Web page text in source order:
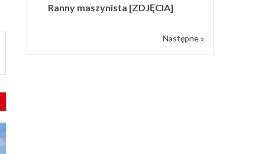
Ranny maszynista [ZDJĘCIA]
Następne »